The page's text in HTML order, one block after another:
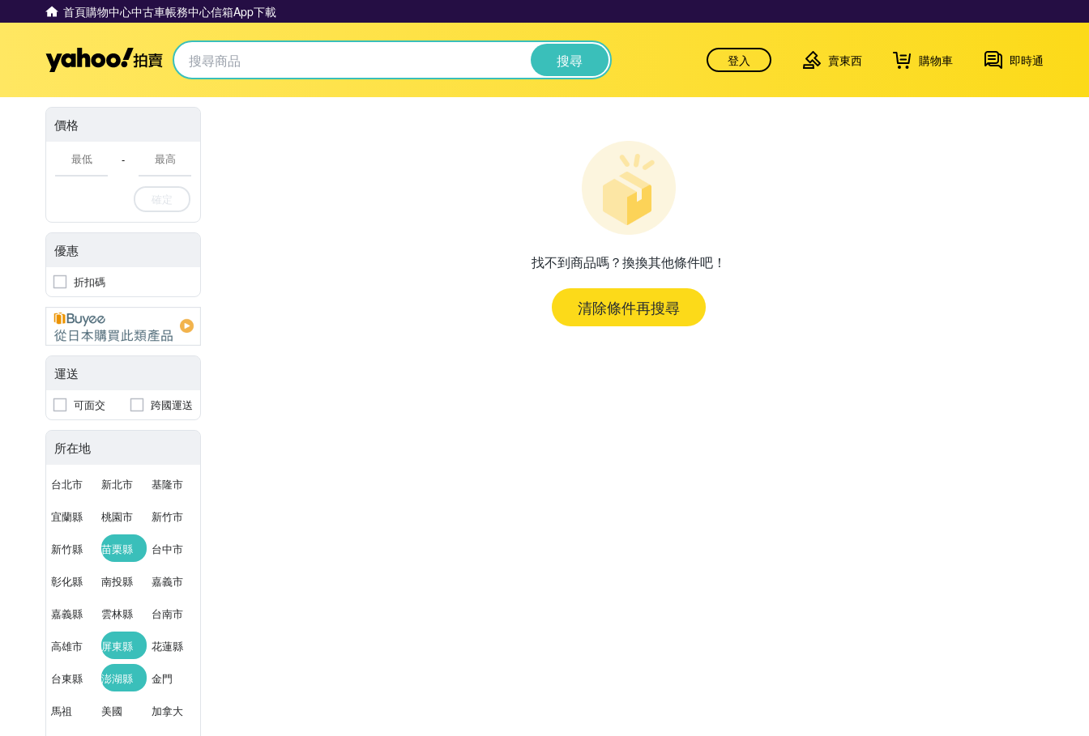
首頁購物中心中古車帳務中心信箱App下載
Yahoo拍賣 搜尋 登入 賣東西 購物車 即時通
價格
-
確定
優惠
折扣碼
運送
可面交 跨國運送
所在地
台北市 新北市 基隆市
宜蘭縣 桃園市 新竹市
新竹縣 苗栗縣 台中市
彰化縣 南投縣 嘉義市
嘉義縣 雲林縣 台南市
高雄市 屏東縣 花蓮縣
台東縣 澎湖縣 金門
馬祖 美國 加拿大
找不到商品嗎？換換其他條件吧！
清除條件再搜尋